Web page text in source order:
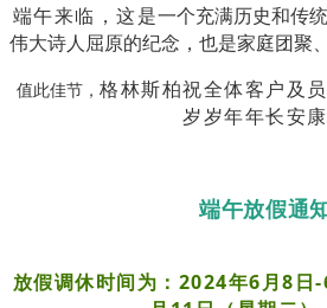
端午来临，这是一个充满历史和传
伟大诗人屈原的纪念，也是家庭团聚
值此佳节， 格林斯柏祝全体客户及
岁岁年年长安康
端午放假通
放假调休时间为：2024年6月8日